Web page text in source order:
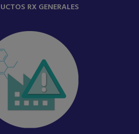
RX GENERALES